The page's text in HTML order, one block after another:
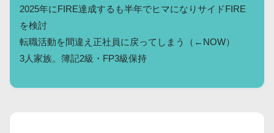
2025年にFIRE達成するも半年でヒマになりサイドFIRE
を検討
転職活動を間違え正社員に戻ってしまう（←NOW）
3人家族。簿記2級・FP3級保持